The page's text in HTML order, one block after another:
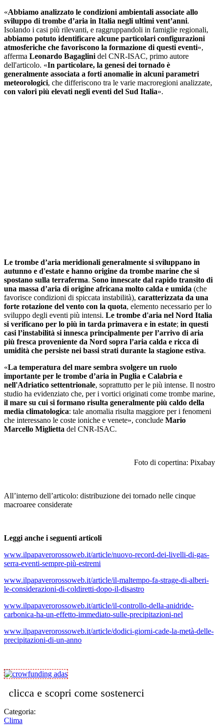
«Abbiamo analizzato le condizioni ambientali associate allo
sviluppo di trombe d’aria in Italia negli ultimi vent’anni.
Isolando i casi più rilevanti, e raggruppandoli in famiglie regionali,
abbiamo potuto identificare alcune particolari configurazioni
atmosferiche che favoriscono la formazione di questi eventi»,
afferma Leonardo Bagaglini del CNR-ISAC, primo autore
dell'articolo. «In particolare, la genesi dei tornado è
generalmente associata a forti anomalie in alcuni parametri
meteorologici, che differiscono tra le varie macroregioni analizzate,
con valori più elevati negli eventi del Sud Italia».
Le trombe d’aria meridionali generalmente si sviluppano in
autunno e d'estate e hanno origine da trombe marine che si
spostano sulla terraferma. Sono innescate dal rapido transito di
una massa d’aria di origine africana molto calda e umida (che
favorisce condizioni di spiccata instabilità), caratterizzata da una
forte rotazione del vento con la quota, elemento necessario per lo
sviluppo degli eventi più intensi. Le trombe d'aria nel Nord Italia
si verificano per lo più in tarda primavera e in estate; in questi
casi l’instabilità si innesca principalmente per l’arrivo di aria
più fresca proveniente da Nord sopra l’aria calda e ricca di
umidità che persiste nei bassi strati durante la stagione estiva.
«La temperatura del mare sembra svolgere un ruolo
importante per le trombe d’aria in Puglia e Calabria e
nell'Adriatico settentrionale, soprattutto per le più intense. Il nostro
studio ha evidenziato che, per i vortici originati come trombe marine,
il mare su cui si formano risulta generalmente più caldo della
media climatologica: tale anomalia risulta maggiore per i fenomeni
che interessano le coste ioniche e venete», conclude Mario
Marcello Miglietta del CNR-ISAC.
Foto di copertina: Pixabay
All’interno dell’articolo: distribuzione dei tornado nelle cinque
macroaree considerate
Leggi anche i seguenti articoli
www.ilpapaverorossoweb.it/article/nuovo-record-dei-livelli-di-gas-
serra-eventi-sempre-più-estremi
www.ilpapaverorossoweb.it/article/il-maltempo-fa-strage-di-alberi-
le-considerazioni-di-coldiretti-dopo-il-disastro
www.ilpapaverorossoweb.it/article/il-controllo-della-anidride-
carbonica-ha-un-effetto-immediato-sulle-precipitazioni-nel
www.ilpapaverorossoweb.it/article/dodici-giorni-cade-la-metà-delle-
precipitazioni-di-un-anno
clicca e scopri come sostenerci
Categoria:
Clima